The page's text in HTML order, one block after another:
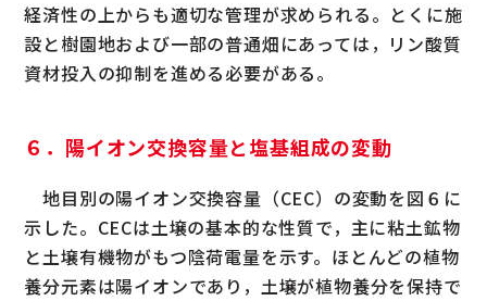
経済性の上からも適切な管理が求められる。とくに施
設と樹園地および一部の普通畑にあっては，リン酸質
資材投入の抑制を進める必要がある。
６．陽イオン交換容量と塩基組成の変動
地目別の陽イオン交換容量（CEC）の変動を図６に
示した。CECは土壌の基本的な性質で，主に粘土鉱物
と土壌有機物がもつ陰荷電量を示す。ほとんどの植物
養分元素は陽イオンであり，土壌が植物養分を保持で